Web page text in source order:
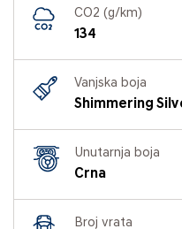
CO2 (g/km)
134
Vanjska boja
Shimmering
Unutarnja boja
Crna
Broj vrata